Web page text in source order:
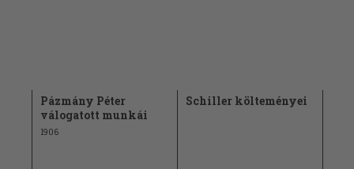
Pázmány Péter
válogatott munkái
1906
Schiller költeményei